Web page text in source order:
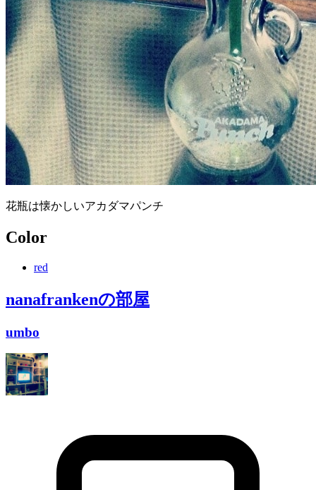
花瓶は懐かしいアカダマパンチ
Color
red
nanafrankenの部屋
umbo